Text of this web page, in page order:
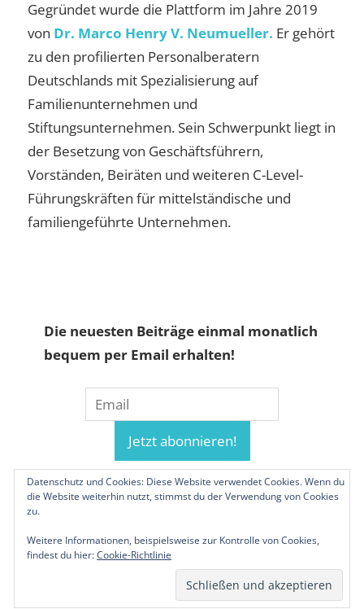
Gegründet wurde die Plattform im Jahre 2019
von Dr. Marco Henry V. Neumueller. Er gehört
zu den profilierten Personalberatern
Deutschlands mit Spezialisierung auf
Familienunternehmen und
Stiftungsunternehmen. Sein Schwerpunkt liegt in
der Besetzung von Geschäftsführern,
Vorständen, Beiräten und weiteren C-Level-
Führungskräften für mittelständische und
familiengeführte Unternehmen.
Die neuesten Beiträge einmal monatlich
bequem per Email erhalten!
© 2019-2026 Familienunternehmen.eu. Alle
Rechte vorbehalten.
Datenschutz und Cookies: Diese Website verwendet Cookies. Wenn du
die Website weiterhin nutzt, stimmst du der Verwendung von Cookies
zu.
Weitere Informationen, beispielsweise zur Kontrolle von Cookies,
findest du hier:Cookie-Richtlinie